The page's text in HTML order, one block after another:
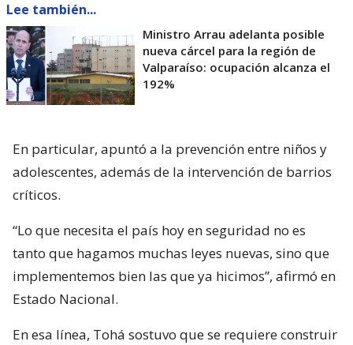
Lee también...
Ministro Arrau adelanta posible
nueva cárcel para la región de
Valparaíso: ocupación alcanza el
192%
En particular, apuntó a la prevención entre niños y
adolescentes, además de la intervención de barrios
críticos.
“Lo que necesita el país hoy en seguridad no es
tanto que hagamos muchas leyes nuevas, sino que
implementemos bien las que ya hicimos”, afirmó en
Estado Nacional.
En esa línea, Tohá sostuvo que se requiere construir